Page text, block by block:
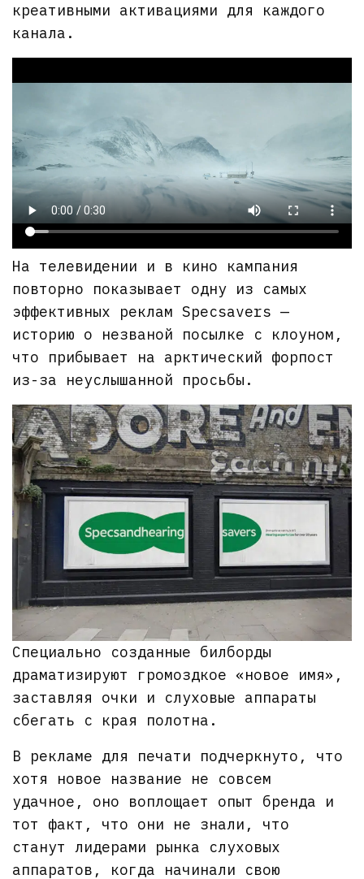
креативными активациями для каждого
канала.
На телевидении и в кино кампания
повторно показывает одну из самых
эффективных реклам Specsavers —
историю о незваной посылке с клоуном,
что прибывает на арктический форпост
из-за неуслышанной просьбы.
Специально созданные билборды
драматизируют громоздкое «новое имя»,
заставляя очки и слуховые аппараты
сбегать с края полотна.
В рекламе для печати подчеркнуто, что
хотя новое название не совсем
удачное, оно воплощает опыт бренда и
тот факт, что они не знали, что
станут лидерами рынка слуховых
аппаратов, когда начинали свою